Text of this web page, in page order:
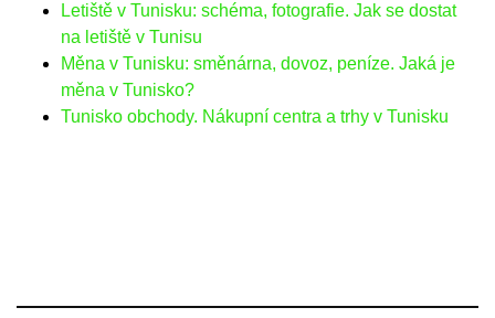
Letiště v Tunisku: schéma, fotografie. Jak se dostat
na letiště v Tunisu
Měna v Tunisku: směnárna, dovoz, peníze. Jaká je
měna v Tunisko?
Tunisko obchody. Nákupní centra a trhy v Tunisku